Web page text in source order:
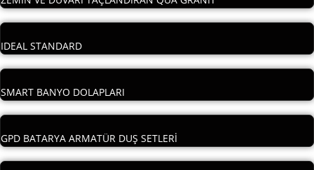
IDEAL STANDARD
SMART BANYO DOLAPLARI
GPD BATARYA ARMATÜR DUŞ SETLERİ